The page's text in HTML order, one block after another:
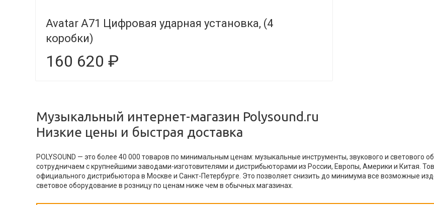
Avatar A71 Цифровая ударная установка, (4
коробки)
160 620 ₽
Музыкальный интернет-магазин Polysound.ru
Низкие цены и быстрая доставка
POLYSOUND — это более 40 000 товаров по минимальным ценам: музыкальные инструменты, звукового и светового
сотрудничаем с крупнейшими заводами-изготовителями и дистрибьюторами из России, Европы, Америки и Китая.
официального дистрибьютора в Москве и Санкт-Петербурге. Это позволяет снизить до минимума все возможные
световое оборудование в розницу по ценам ниже чем в обычных магазинах.